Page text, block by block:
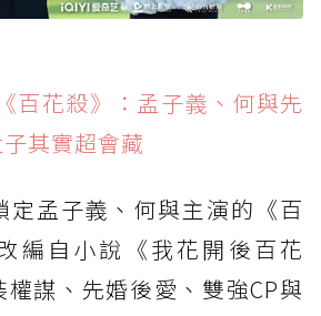
百花殺》：孟子義、何與先
其實超會藏
定孟子義、何與主演的《百
編自小說《我花開後百花
謀、先婚後愛、雙強CP與